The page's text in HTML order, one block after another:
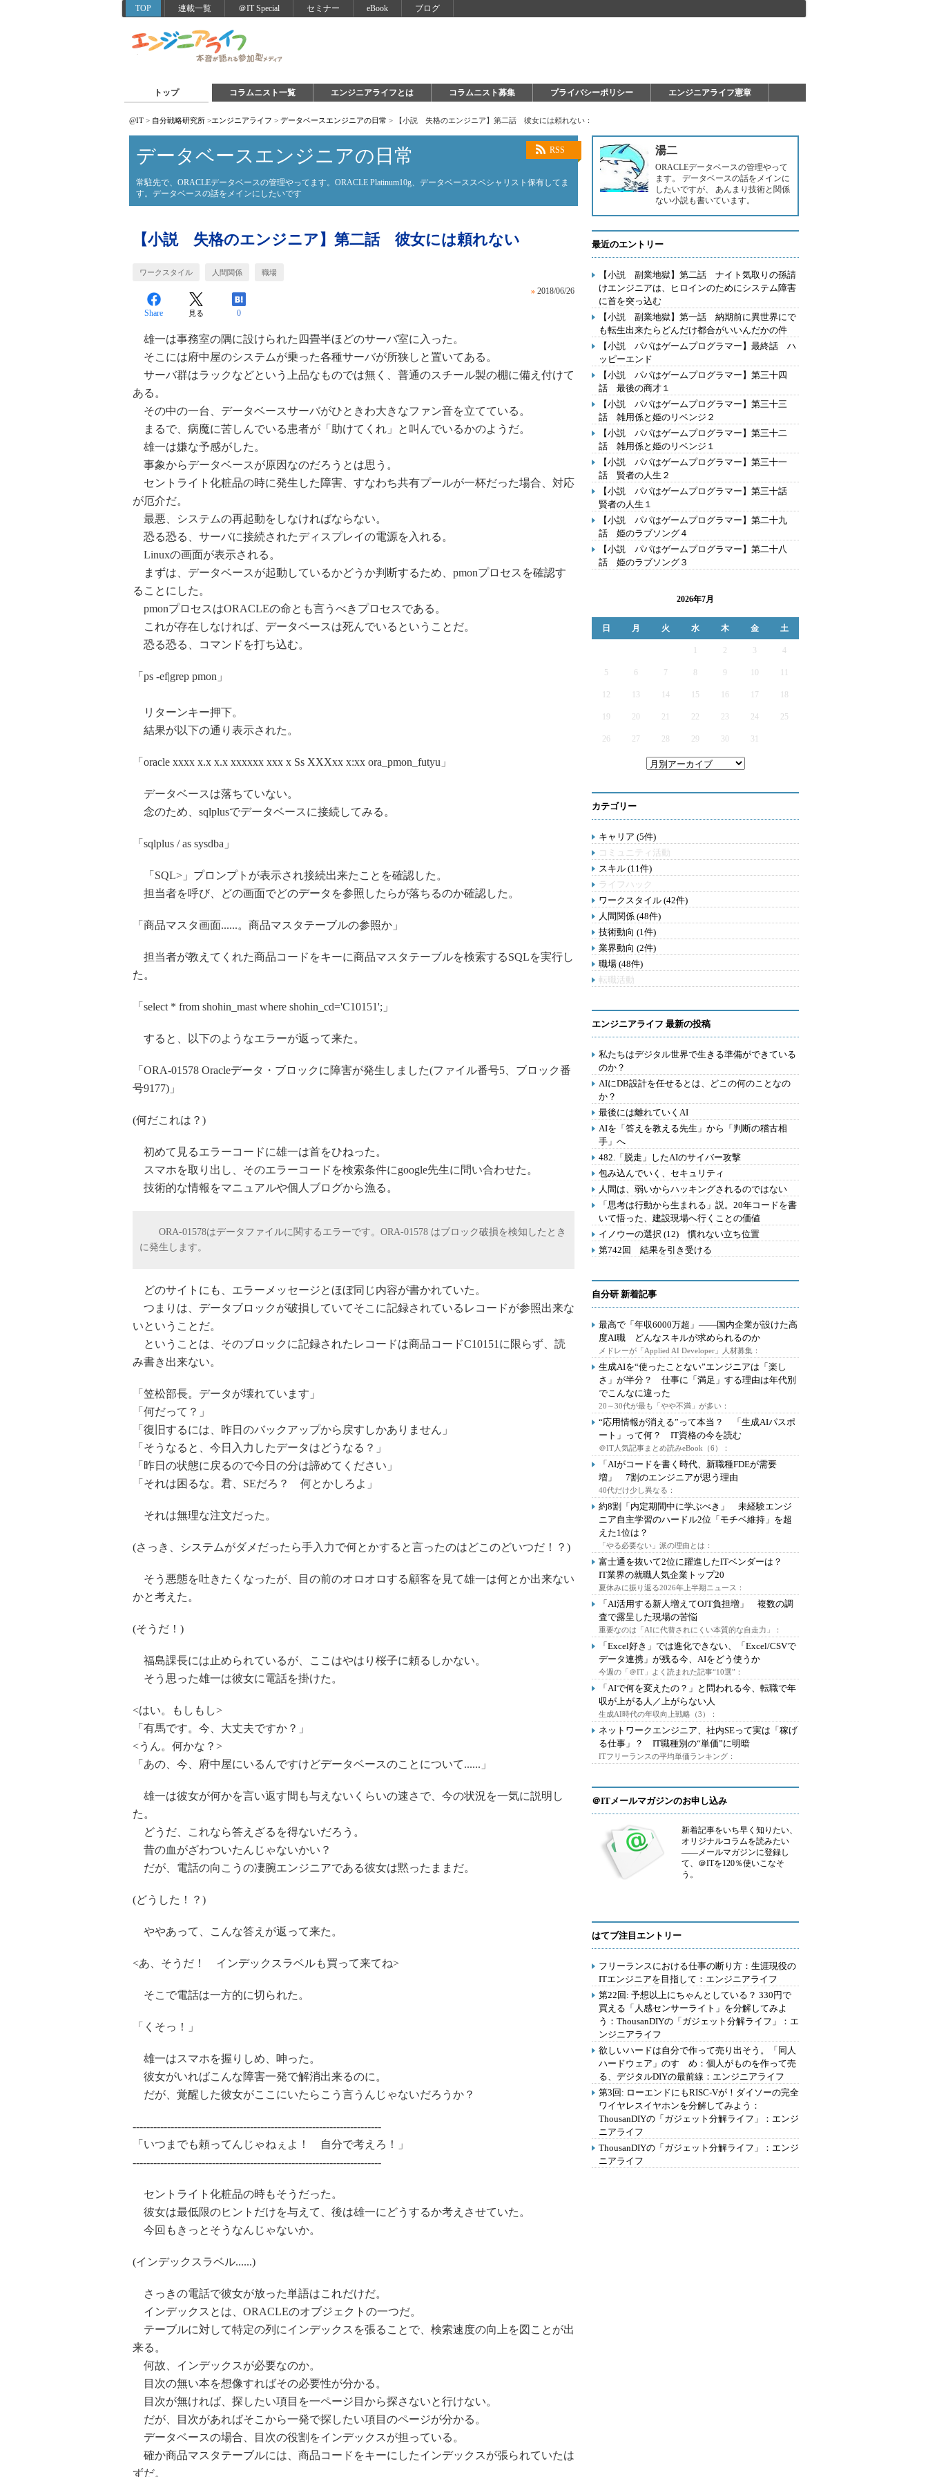
TOP 連載一覧 ＠IT Special セミナー eBook ブログ
トップ コラムニスト一覧 エンジニアライフとは コラムニスト募集 プライバシーポリシー エンジニアライフ憲章
@IT > 自分戦略研究所 >エンジニアライフ > データベースエンジニアの日常 > 【小説 失格のエンジニア】第二話 彼女には頼れない：
RSS
データベースエンジニアの日常
常駐先で、ORACLEデータベースの管理やってます。ORACLE Platinum10g、データベーススペシャリスト保有してま
す。データベースの話をメインにしたいです
【小説 失格のエンジニア】第二話 彼女には頼れない
ワークスタイル 人間関係 職場
» 2018/06/26
Share 見る 0
雄一は事務室の隅に設けられた四畳半ほどのサーバ室に入った。
そこには府中屋のシステムが乗った各種サーバが所狭しと置いてある。
サーバ群はラックなどという上品なものでは無く、普通のスチール製の棚に備え付けて
ある。
その中の一台、データベースサーバがひときわ大きなファン音を立てている。
まるで、病魔に苦しんでいる患者が「助けてくれ」と叫んでいるかのようだ。
雄一は嫌な予感がした。
事象からデータベースが原因なのだろうとは思う。
セントライト化粧品の時に発生した障害、すなわち共有プールが一杯だった場合、対応
が厄介だ。
最悪、システムの再起動をしなければならない。
恐る恐る、サーバに接続されたディスプレイの電源を入れる。
Linuxの画面が表示される。
まずは、データベースが起動しているかどうか判断するため、pmonプロセスを確認す
ることにした。
pmonプロセスはORACLEの命とも言うべきプロセスである。
これが存在しなければ、データベースは死んでいるということだ。
恐る恐る、コマンドを打ち込む。
「ps -ef|grep pmon」
リターンキー押下。
結果が以下の通り表示された。
「oracle xxxx x.x x.x xxxxxx xxx x Ss XXXxx x:xx ora_pmon_futyu」
データベースは落ちていない。
念のため、sqlplusでデータベースに接続してみる。
「sqlplus / as sysdba」
「SQL>」プロンプトが表示され接続出来たことを確認した。
担当者を呼び、どの画面でどのデータを参照したらが落ちるのか確認した。
「商品マスタ画面......。商品マスタテーブルの参照か」
担当者が教えてくれた商品コードをキーに商品マスタテーブルを検索するSQLを実行し
た。
「select * from shohin_mast where shohin_cd='C10151';」
すると、以下のようなエラーが返って来た。
「ORA-01578 Oracleデータ・ブロックに障害が発生しました(ファイル番号5、ブロック番
号9177)」
(何だこれは？)
初めて見るエラーコードに雄一は首をひねった。
スマホを取り出し、そのエラーコードを検索条件にgoogle先生に問い合わせた。
技術的な情報をマニュアルや個人ブログから漁る。
ORA-01578はデータファイルに関するエラーです。ORA-01578 はブロック破損を検知したとき
に発生します。
どのサイトにも、エラーメッセージとほぼ同じ内容が書かれていた。
つまりは、データブロックが破損していてそこに記録されているレコードが参照出来な
いということだ。
ということは、そのブロックに記録されたレコードは商品コードC10151に限らず、読
み書き出来ない。
「笠松部長。データが壊れています」
「何だって？」
「復旧するには、昨日のバックアップから戻すしかありません」
「そうなると、今日入力したデータはどうなる？」
「昨日の状態に戻るので今日の分は諦めてください」
「それは困るな。君、SEだろ？ 何とかしろよ」
それは無理な注文だった。
(さっき、システムがダメだったら手入力で何とかすると言ったのはどこのどいつだ！？)
そう悪態を吐きたくなったが、目の前のオロオロする顧客を見て雄一は何とか出来ない
かと考えた。
(そうだ！)
福島課長には止められているが、ここはやはり桜子に頼るしかない。
そう思った雄一は彼女に電話を掛けた。
<はい。もしもし>
「有馬です。今、大丈夫ですか？」
<うん。何かな？>
「あの、今、府中屋にいるんですけどデータベースのことについて......」
雄一は彼女が何かを言い返す間も与えないくらいの速さで、今の状況を一気に説明し
た。
どうだ、これなら答えざるを得ないだろう。
昔の血がざわついたんじゃないかい？
だが、電話の向こうの凄腕エンジニアである彼女は黙ったままだ。
(どうした！？)
ややあって、こんな答えが返って来た。
<あ、そうだ！ インデックスラベルも買って来てね>
そこで電話は一方的に切られた。
「くそっ！」
雄一はスマホを握りしめ、呻った。
彼女がいればこんな障害一発で解消出来るのに。
だが、覚醒した彼女がここにいたらこう言うんじゃないだろうか？
------------------------------------------------------------------------
「いつまでも頼ってんじゃねぇよ！ 自分で考えろ！」
------------------------------------------------------------------------
セントライト化粧品の時もそうだった。
彼女は最低限のヒントだけを与えて、後は雄一にどうするか考えさせていた。
今回もきっとそうなんじゃないか。
(インデックスラベル......)
さっきの電話で彼女が放った単語はこれだけだ。
インデックスとは、ORACLEのオブジェクトの一つだ。
テーブルに対して特定の列にインデックスを張ることで、検索速度の向上を図ことが出
来る。
何故、インデックスが必要なのか。
目次の無い本を想像すればその必要性が分かる。
目次が無ければ、探したい項目を一ページ目から探さないと行けない。
だが、目次があればそこから一発で探したい項目のページが分かる。
データベースの場合、目次の役割をインデックスが担っている。
確か商品マスタテーブルには、商品コードをキーにしたインデックスが張られていたは
ずだ。
湯二
ORACLEデータベースの管理やって
ます。 データベースの話をメインに
したいですが、 あんまり技術と関係
ない小説も書いています。
最近のエントリー
【小説 副業地獄】第二話 ナイト気取りの孫請
けエンジニアは、ヒロインのためにシステム障害
に首を突っ込む
【小説 副業地獄】第一話 納期前に異世界にで
も転生出来たらどんだけ都合がいいんだかの件
【小説 パパはゲームプログラマー】最終話 ハ
ッピーエンド
【小説 パパはゲームプログラマー】第三十四
話 最後の商才１
【小説 パパはゲームプログラマー】第三十三
話 雑用係と姫のリベンジ２
【小説 パパはゲームプログラマー】第三十二
話 雑用係と姫のリベンジ１
【小説 パパはゲームプログラマー】第三十一
話 賢者の人生２
【小説 パパはゲームプログラマー】第三十話
賢者の人生１
【小説 パパはゲームプログラマー】第二十九
話 姫のラブソング４
【小説 パパはゲームプログラマー】第二十八
話 姫のラブソング３
2026年7月
日 月 火 水 木 金 土
2 3 4
5 6 7 9
12 13 14 15 16 17
19 20 21 22 23 24 25
26 27 28 29 30 31
カテゴリー
キャリア (5件)
コミュニティ活動
スキル (11件)
ライフハック
ワークスタイル (42件)
人間関係 (48件)
技術動向 (1件)
業界動向 (2件)
職場 (48件)
転職活動
エンジニアライフ 最新の投稿
私たちはデジタル世界で生きる準備ができている
のか？
AIにDB設計を任せるとは、どこの何のことなの
か？
最後には離れていくAI
AIを「答えを教える先生」から「判断の稽古相
手」へ
482.「脱走」したAIのサイバー攻撃
包み込んでいく、セキュリティ
人間は、弱いからハッキングされるのではない
「思考は行動から生まれる」説。20年コードを書
いて悟った、建設現場へ行くことの価値
イノウーの選択 (12) 慣れない立ち位置
第742回 結果を引き受ける
自分研 新着記事
最高で「年収6000万超」――国内企業が設けた高
度AI職 どんなスキルが求められるのか
メドレーが「Applied AI Developer」人材募集：
生成AIを“使ったことない”エンジニアは「楽し
さ」が半分？ 仕事に「満足」する理由は年代別
でこんなに違った
20～30代が最も「やや不満」が多い：
“応用情報が消える”って本当？ 「生成AIパスポ
ート」って何？ IT資格の今を読む
＠IT人気記事まとめ読みeBook（6）：
「AIがコードを書く時代、新職種FDEが需要
増」 7割のエンジニアが思う理由
40代だけ少し異なる：
約8割「内定期間中に学ぶべき」 未経験エンジ
ニア自主学習のハードル2位「モチベ維持」を超
えた1位は？
「やる必要ない」派の理由とは：
富士通を抜いて2位に躍進したITベンダーは？
IT業界の就職人気企業トップ20
夏休みに振り返る2026年上半期ニュース：
「AI活用する新人増えてOJT負担増」 複数の調
査で露呈した現場の苦悩
重要なのは「AIに代替されにくい本質的な自走力」：
「Excel好き」では進化できない、「Excel/CSVで
データ連携」が残る今、AIをどう使うか
今週の「＠IT」よく読まれた記事“10選”：
「AIで何を変えたの？」と問われる今、転職で年
収が上がる人／上がらない人
生成AI時代の年収向上戦略（3）：
ネットワークエンジニア、社内SEって実は「稼げ
る仕事」？ IT職種別の“単価”に明暗
ITフリーランスの平均単価ランキング：
＠ITメールマガジンのお申し込み
新着記事をいち早く知りたい、
オリジナルコラムを読みたい
――メールマガジンに登録し
て、＠ITを120％使いこなそ
う。
はてブ注目エントリー
フリーランスにおける仕事の断り方：生涯現役の
ITエンジニアを目指して：エンジニアライフ
第22回: 予想以上にちゃんとしている？ 330円で
買える「人感センサーライト」を分解してみよ
う：ThousanDIYの「ガジェット分解ライフ」：エ
ンジニアライフ
欲しいハードは自分で作って売り出そう。「同人
ハードウェア」のすゝめ：個人がものを作って売
る、デジタルDIYの最前線：エンジニアライフ
第3回: ローエンドにもRISC-Vが！ダイソーの完全
ワイヤレスイヤホンを分解してみよう：
ThousanDIYの「ガジェット分解ライフ」：エンジ
ニアライフ
ThousanDIYの「ガジェット分解ライフ」：エンジ
ニアライフ